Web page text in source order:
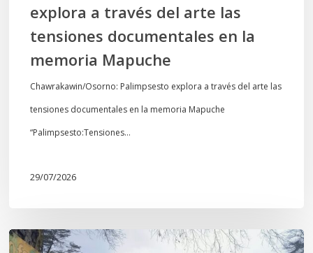
memoria
Mapuche
explora a través del arte las
tensiones documentales en la
memoria Mapuche
Chawrakawin/Osorno: Palimpsesto explora a través del arte las
tensiones documentales en la memoria Mapuche
“Palimpsesto:Tensiones…
29/07/2026
En